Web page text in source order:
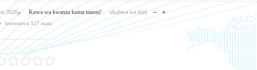
Ijumaa, 01 Mei 2026م Kuwa wa kwanza kutoa maoni! ukubwa wa font
Imesomwa 527 mara